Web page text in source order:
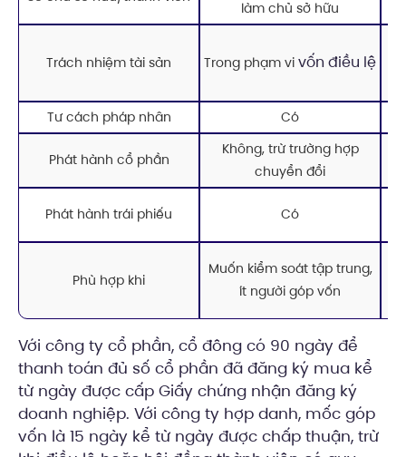
làm chủ sở hữu
Trách nhiệm tài sản Trong phạm vi vốn điều lệ
Tư cách pháp nhân Có
Phát hành cổ phần
Không, trừ trường hợp
chuyển đổi
Phát hành trái phiếu Có
Phù hợp khi
Muốn kiểm soát tập trung,
ít người góp vốn
Với công ty cổ phần, cổ đông có 90 ngày để
thanh toán đủ số cổ phần đã đăng ký mua kể
từ ngày được cấp Giấy chứng nhận đăng ký
doanh nghiệp. Với công ty hợp danh, mốc góp
vốn là 15 ngày kể từ ngày được chấp thuận, trừ